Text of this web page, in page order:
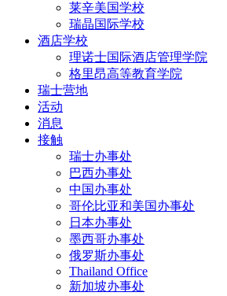
莱辛美国学校
瑞晶国际学校
酒店学校
理诺士国际酒店管理学院
格里昂高等教育学院
瑞士营地
活动
消息
接触
瑞士办事处
巴西办事处
中国办事处
哥伦比亚和美国办事处
日本办事处
墨西哥办事处
俄罗斯办事处
Thailand Office
新加坡办事处